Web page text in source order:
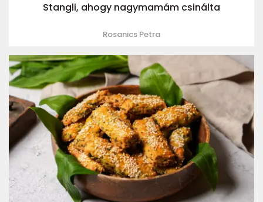
Stangli, ahogy nagymamám csinálta
Rosanics Petra